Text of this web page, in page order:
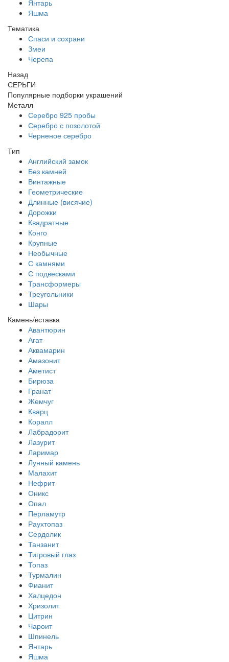
Янтарь
Яшма
Тематика
Спаси и сохрани
Змеи
Черепа
Назад
СЕРЬГИ
Популярные подборки украшений
Металл
Серебро 925 пробы
Серебро с позолотой
Черненое серебро
Тип
Английский замок
Без камней
Винтажные
Геометрические
Длинные (висячие)
Дорожки
Квадратные
Конго
Крупные
Необычные
С камнями
С подвесками
Трансформеры
Треугольники
Шары
Камень/вставка
Авантюрин
Агат
Аквамарин
Амазонит
Аметист
Бирюза
Гранат
Жемчуг
Кварц
Коралл
Лабрадорит
Лазурит
Ларимар
Лунный камень
Малахит
Нефрит
Оникс
Опал
Перламутр
Раухтопаз
Сердолик
Танзанит
Тигровый глаз
Топаз
Турмалин
Фианит
Халцедон
Хризолит
Цитрин
Чароит
Шпинель
Янтарь
Яшма